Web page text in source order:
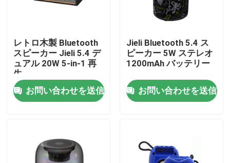
家へ
わたしたち に つい て
レトロ木製 Bluetooth
スピーカー Jieli 5.4 デ
ュアル 20W 5-in-1 再
生
お問い合わせを送信
Jieli Bluetooth 5.4 ス
ピーカー 5W ステレオ
1200mAh バッテリー
お問い合わせを送信